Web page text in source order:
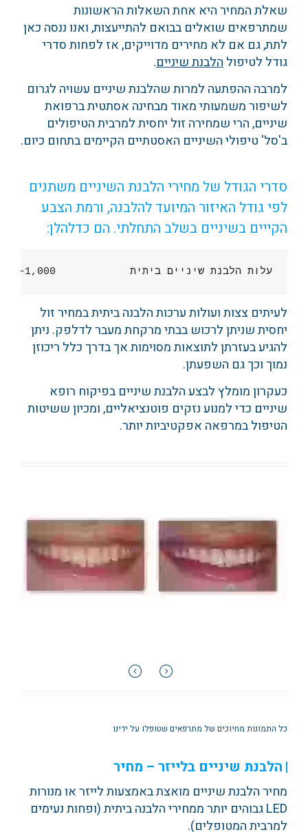
שאלת המחיר היא אחת השאלות הראשונות
שמתרפאים שואלים בבואם להתייעצות, ואנו ננסה כאן
לתת, גם אם לא מחירים מדוייקים, אז לפחות סדרי
גודל לטיפולהלבנת שיניים.
למרבה ההפתעה למרות שהלבנת שיניים עשויה לגרום
לשיפור משמעותי מאוד מבחינה אסתטית ברפואת
שיניים, הרי שמחירה זול יחסית למרבית הטיפולים
ב'סל' טיפולי השיניים האסטתיים הקיימים בתחום כיום.
סדרי הגודל של מחירי הלבנת השיניים משתנים
לפי גודל האיזור המיועד להלבנה, ורמת הצבע
הקייים בשיניים בשלב התחלתי. הם כדלהלן:
עלות הלבנת שיניים ביתית            1,000– 2,200 ₪
לעיתים צצות ועולות ערכות הלבנה ביתית במחיר זול
יחסית שניתן לרכוש בבתי מרקחת מעבר לדלפק. ניתן
להגיע בעזרתן לתוצאות מסוימות אך בדרך כלל ריכוזן
נמוך וכך גם השפעתן.
כעקרון מומלץ לבצע הלבנת שיניים בפיקוח רופא
שיניים כדי למנוע נזקים פוטנציאליים, ומכיון ששיטות
הטיפול במרפאה אפקטיביות יותר.
כל התמונות מחיוכים של מתרפאים שטופלו על ידינו
הלבנת שיניים בלייזר – מחיר
מחיר הלבנת שיניים מואצת באמצעות לייזר או מנורות
LED גבוהים יותר ממחירי הלבנה ביתית (ופחות נעימים
למרבית המטופלים).